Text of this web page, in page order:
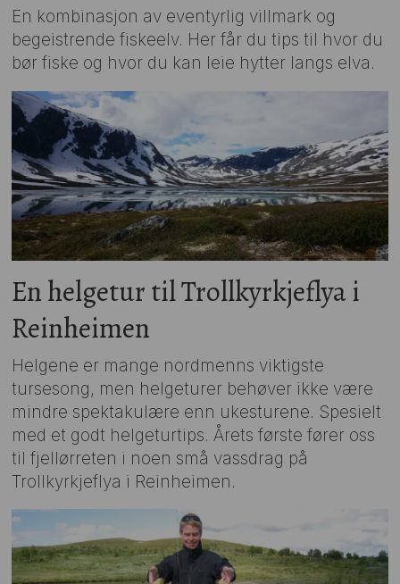
En kombinasjon av eventyrlig villmark og
begeistrende fiskeelv. Her får du tips til hvor du
bør fiske og hvor du kan leie hytter langs elva.
En helgetur til Trollkyrkjeflya i
Reinheimen
Helgene er mange nordmenns viktigste
tursesong, men helgeturer behøver ikke være
mindre spektakulære enn ukesturene. Spesielt
med et godt helgeturtips. Årets første fører oss
til fjellørreten i noen små vassdrag på
Trollkyrkjeflya i Reinheimen.